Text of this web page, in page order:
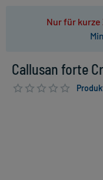
Nur für kurze
Callusan forte